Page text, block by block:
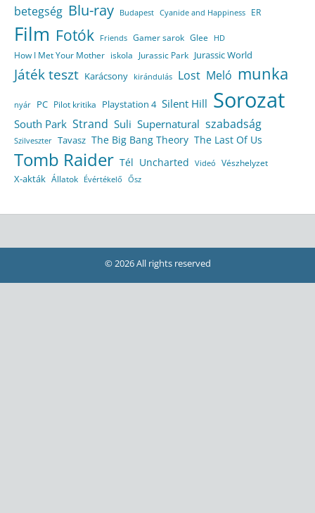
betegség Blu-ray Budapest Cyanide and Happiness ER
Film Fotók Friends Gamer sarok Glee HD
How I Met Your Mother iskola Jurassic Park Jurassic World
Játék teszt Karácsony kirándulás Lost Meló munka
nyár PC Pilot kritika Playstation 4 Silent Hill Sorozat
South Park Strand Suli Supernatural szabadság
Szilveszter Tavasz The Big Bang Theory The Last Of Us
Tomb Raider Tél Uncharted Videó Vészhelyzet
X-akták Állatok Évértékelő Ősz
© 2026 All rights reserved